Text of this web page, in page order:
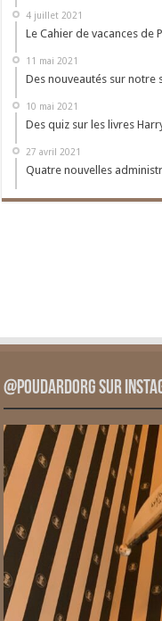
4 juillet 2021
Le Cahier de vacances de
11 mai 2021
Des nouveautés sur notre
10 mai 2021
Des quiz sur les livres
27 avril 2021
Quatre nouvelles
@PoudardOrg sur